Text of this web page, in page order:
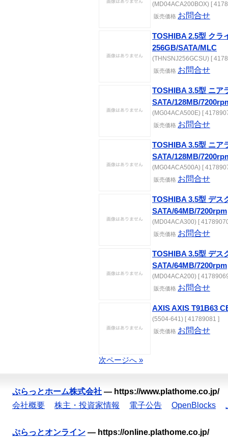
(MD04ACA200BOX) [
販売価格 お問合せ
TOSHIBA 2.5型 ク
256GB/SATA/MLC
(THNSNJ256GCSU) [
販売価格 お問合せ
TOSHIBA 3.5型 ニア
SATA/128MB/
(MG04ACA500E) [
販売価格 お問合せ
TOSHIBA 3.5型 ニア
SATA/128MB/
(MG04ACA500A) [
販売価格 お問合せ
TOSHIBA 3.5型 デス
SATA/64MB/7200rpm
(MD04ACA300) [
販売価格 お問合せ
TOSHIBA 3.5型 デス
SATA/64MB/7200rpm
(MD04ACA200) [
販売価格 お問合せ
AXIS AXIS T91B63
(5504-641) [ 41789081 ]
販売価格 お問合せ
次ページへ »
ぷらっとホーム株式会社 — https://www.plathome.co.jp/
会社概要
株主・投資家情報 電子公告 OpenBlocks
ぷらっとオンライン — https://online.plathome.co.jp/